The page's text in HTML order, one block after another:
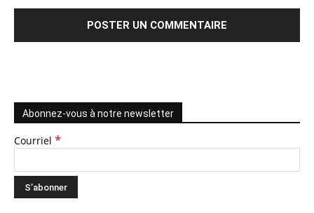
Abonnez-vous à notre newsletter
Courriel *